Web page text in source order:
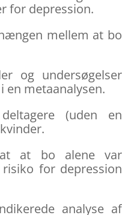
for depression.
mellem at bo
og undersøgelser
en metaanalysen.
(uden en
at bo alene var
for depression
analyse af